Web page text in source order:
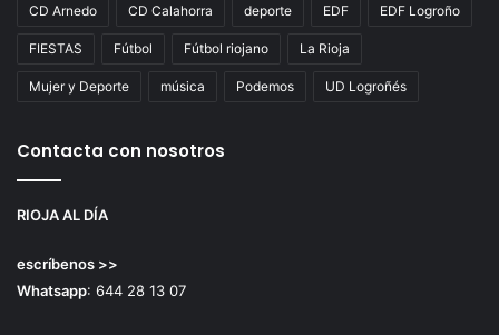
CD Arnedo CD Calahorra deporte EDF EDF Logroño
FIESTAS Fútbol Fútbol riojano La Rioja
Mujer y Deporte música Podemos UD Logroñés
Contacta con nosotros
RIOJA AL DÍA
escríbenos >>
Whatsapp: 644 28 13 07